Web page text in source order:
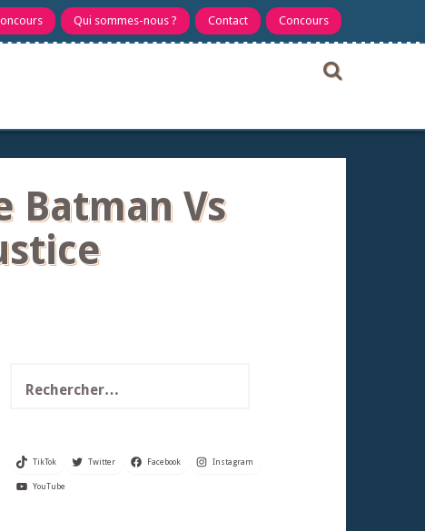
Qui sommes-nous ? Contact Concours
Batman Vs
TikTok Twitter Facebook Instagram
YouTube